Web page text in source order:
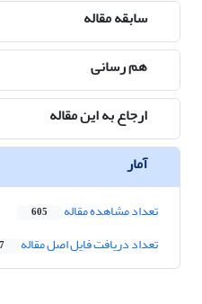
سابقه مقاله
هم رسانی
ارجاع به این مقاله
آمار
تعداد مشاهده مقاله 605
تعداد دریافت فایل اصل مقاله